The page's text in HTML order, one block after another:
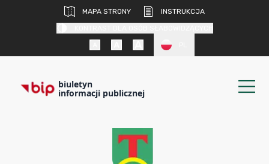
MAPA STRONY
INSTRUKCJA
biuletyn
informacji publicznej